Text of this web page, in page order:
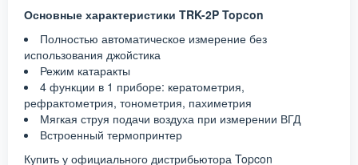
Основные характеристики TRK-2P Topcon
Полностью автоматическое измерение без
использования джойстика
Режим катаракты
4 функции в 1 приборе: кератометрия,
рефрактометрия, тонометрия, пахиметрия
Мягкая струя подачи воздуха при измерении ВГД
Встроенный термопринтер
Купить у официального дистрибьютора Topcon